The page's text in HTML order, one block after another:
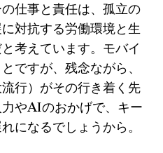
仕事と責任は、孤立の
対抗する労働環境と生
考えています。モバイ
ですが、残念ながら、
行）がその行き着く先
やAIのおかげで、キー
になるでしょうから。